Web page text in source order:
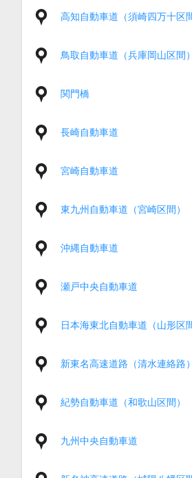
高知自動車道（須崎四万十区
鳥取自動車道（兵庫岡山区間）
関門橋
長崎自動車道
宮崎自動車道
東九州自動車道（宮崎区間）
沖縄自動車道
瀬戸中央自動車道
日本海東北自動車道（山形区
新東名高速道路（清水連絡路）
紀勢自動車道（和歌山区間）
九州中央自動車道